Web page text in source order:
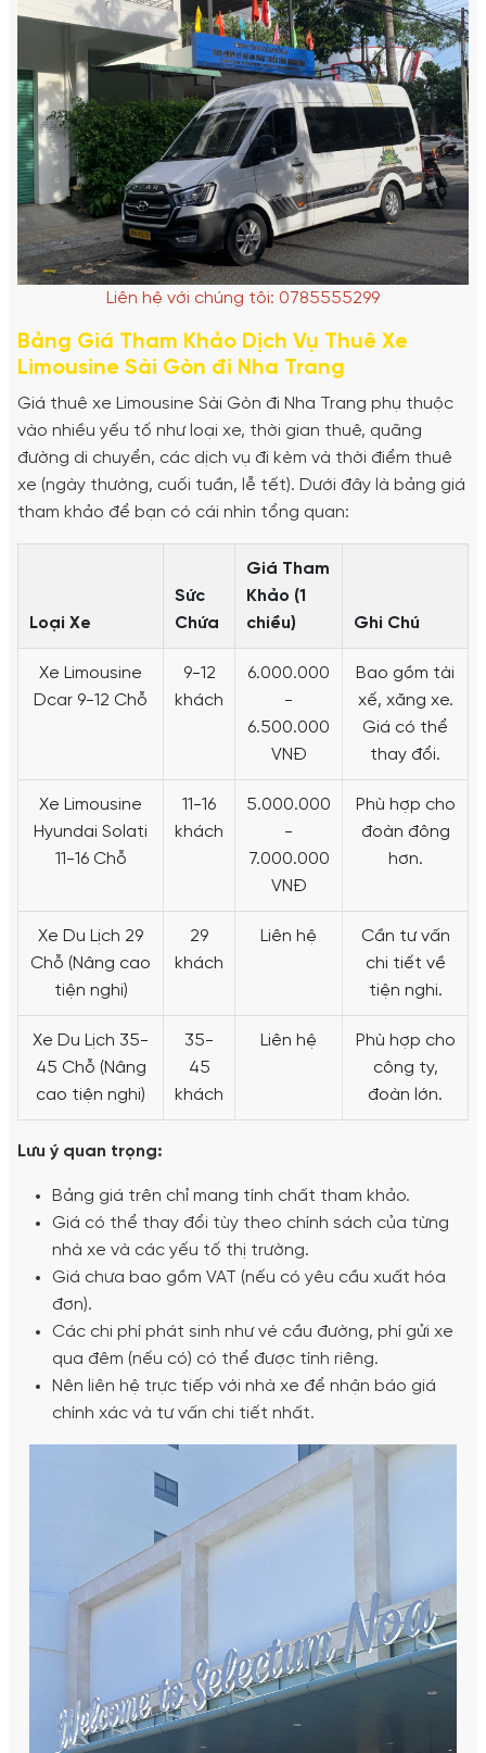
Liên hệ với chúng tôi: 0785555299
Bảng Giá Tham Khảo Dịch Vụ Thuê Xe
Limousine Sài Gòn đi Nha Trang
Giá thuê xe Limousine Sài Gòn đi Nha Trang phụ thuộc
vào nhiều yếu tố như loại xe, thời gian thuê, quãng
đường di chuyển, các dịch vụ đi kèm và thời điểm thuê
xe (ngày thường, cuối tuần, lễ tết). Dưới đây là bảng giá
tham khảo để bạn có cái nhìn tổng quan:
Loại Xe
Sức
Chứa
Giá Tham
Khảo (1
chiều)
Ghi Chú
Xe Limousine
Dcar 9-12 Chỗ
9-12
khách
6.000.000
-
6.500.000
VNĐ
Bao gồm tài
xế, xăng xe.
Giá có thể
thay đổi.
Xe Limousine
Hyundai Solati
11-16 Chỗ
11-16
khách
5.000.000
-
7.000.000
VNĐ
Phù hợp cho
đoàn đông
hơn.
Xe Du Lịch 29
Chỗ (Nâng cao
tiện nghi)
29
khách
Liên hệ
Cần tư vấn
chi tiết về
tiện nghi.
Xe Du Lịch 35-
45 Chỗ (Nâng
cao tiện nghi)
35-
45
khách
Liên hệ
Phù hợp cho
công ty,
đoàn lớn.
Lưu ý quan trọng:
Bảng giá trên chỉ mang tính chất tham khảo.
Giá có thể thay đổi tùy theo chính sách của từng
nhà xe và các yếu tố thị trường.
Giá chưa bao gồm VAT (nếu có yêu cầu xuất hóa
đơn).
Các chi phí phát sinh như vé cầu đường, phí gửi xe
qua đêm (nếu có) có thể được tính riêng.
Nên liên hệ trực tiếp với nhà xe để nhận báo giá
chính xác và tư vấn chi tiết nhất.